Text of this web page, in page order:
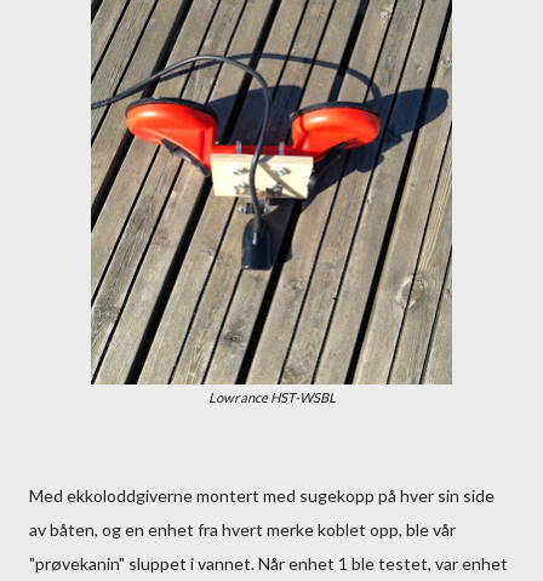
Lowrance HST-WSBL
Med ekkoloddgiverne montert med sugekopp på hver sin side
av båten, og en enhet fra hvert merke koblet opp, ble vår
"prøvekanin" sluppet i vannet. Når enhet 1 ble testet, var enhet